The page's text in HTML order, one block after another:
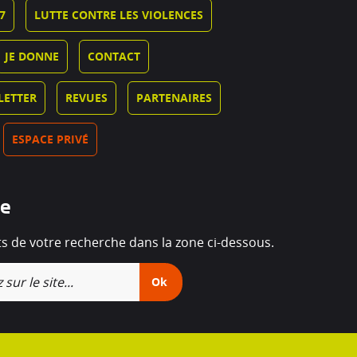
LUTTE CONTRE LES VIOLENCES
JE DONNE CONTACT
REVUES PARTENAIRES
ESPACE PRIVÉ
de votre recherche dans la zone ci-dessous.
Ok